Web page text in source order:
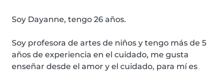
Soy Dayanne, tengo 26 años.
Soy profesora de artes de niños y tengo más de 5
años de experiencia en el cuidado, me gusta
enseñar desde el amor y el cuidado, para mí es